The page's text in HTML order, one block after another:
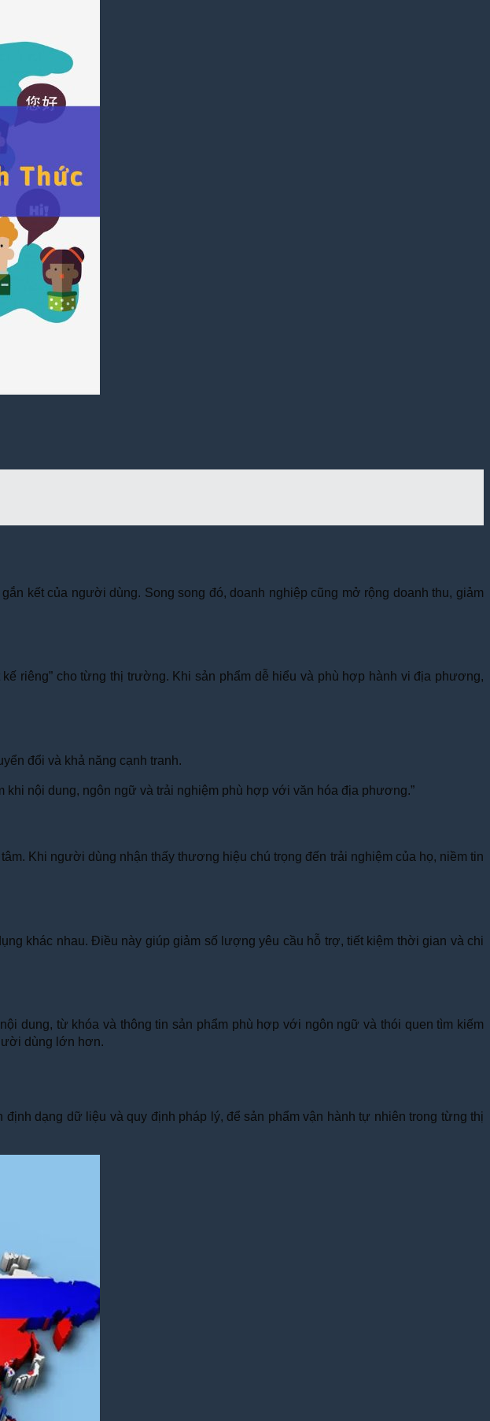
kết của người dùng. Song song đó, doanh nghiệp cũng mở rộng doanh thu, giảm
riêng” cho từng thị trường. Khi sản phẩm dễ hiểu và phù hợp hành vi địa phương,
đổi và khả năng cạnh tranh.
nội dung, ngôn ngữ và trải nghiệm phù hợp với văn hóa địa phương.”
Khi người dùng nhận thấy thương hiệu chú trọng đến trải nghiệm của họ, niềm tin
khác nhau. Điều này giúp giảm số lượng yêu cầu hỗ trợ, tiết kiệm thời gian và chi
dung, từ khóa và thông tin sản phẩm phù hợp với ngôn ngữ và thói quen tìm kiếm
dùng lớn hơn.
dạng dữ liệu và quy định pháp lý, để sản phẩm vận hành tự nhiên trong từng thị